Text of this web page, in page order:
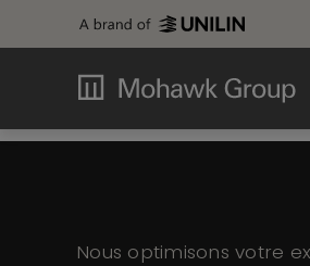
Nous optimisons votre